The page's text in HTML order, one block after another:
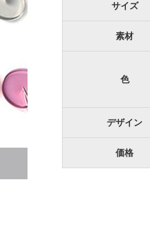
サイズ
素材
色
デザイン
価格